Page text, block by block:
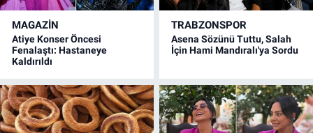
MAGAZİN
Atiye Konser Öncesi
Fenalaştı: Hastaneye
Kaldırıldı
TRABZONSPOR
Asena Sözünü Tuttu, Salah
İçin Hami Mandıralı'ya Sordu